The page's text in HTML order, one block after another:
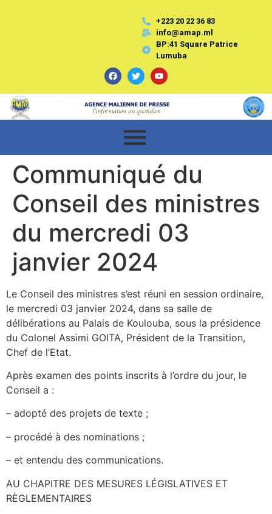
+223 20 22 36 83
info@amap.ml
BP:41 Square Patrice
Lumuba
Communiqué du
Conseil des ministres
du mercredi 03
janvier 2024
Le Conseil des ministres s’est réuni en session ordinaire,
le mercredi 03 janvier 2024, dans sa salle de
délibérations au Palais de Koulouba, sous la présidence
du Colonel Assimi GOITA, Président de la Transition,
Chef de l’Etat.
Après examen des points inscrits à l’ordre du jour, le
Conseil a :
– adopté des projets de texte ;
– procédé à des nominations ;
– et entendu des communications.
AU CHAPITRE DES MESURES LÉGISLATIVES ET
RÈGLEMENTAIRES